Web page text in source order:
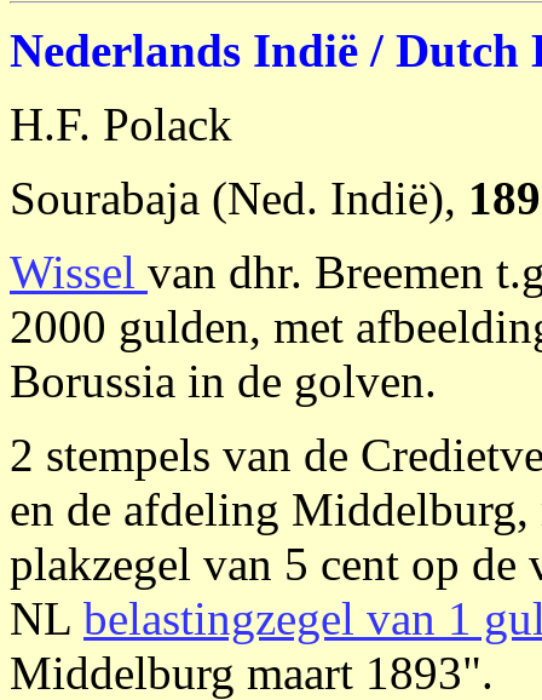
Nederlands Indië / Dutch
H.F. Polack
Sourabaja (Ned. Indië),
Wissel van dhr. Breemen
2000 gulden, met
Borussia in de golven.
2 stempels van de
en de afdeling
plakzegel van 5 cent op
NL belastingzegel van 1
Middelburg maart 1893".